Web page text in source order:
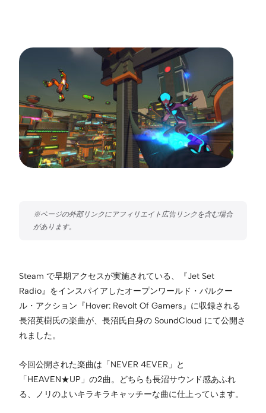
Steam で早期アクセスが実施されている、『Jet Set
Radio』をインスパイアしたオープンワールド・パルクー
ル・アクション『Hover: Revolt Of Gamers』に収録される
長沼英樹氏の楽曲が、長沼氏自身の SoundCloud にて公開さ
れました。
今回公開された楽曲は「NEVER 4EVER」と
「HEAVEN★UP」の2曲。どちらも長沼サウンド感あふれ
る、ノリのよいキラキラキャッチーな曲に仕上っています。